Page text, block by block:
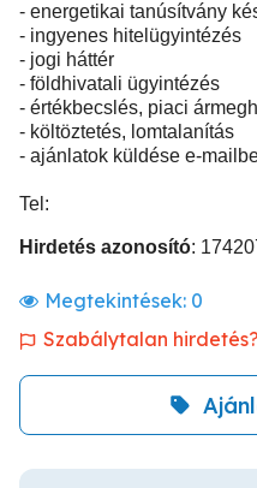
- energetikai tanúsítvány
- ingyenes hitelügyintézés
- jogi háttér
- földhivatali ügyintézés
- értékbecslés, piaci
- költöztetés, lomtalanítás
- ajánlatok küldése e-
Tel:
Hirdetés azonosító:
Megtekintések: 0
Szabálytalan hirdetés?